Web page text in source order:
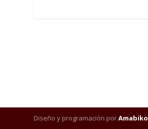
Diseño y programación porAmabiko